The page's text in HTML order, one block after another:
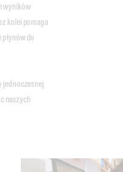
wyników
kolei pomaga
do
jednoczesnej
naszych